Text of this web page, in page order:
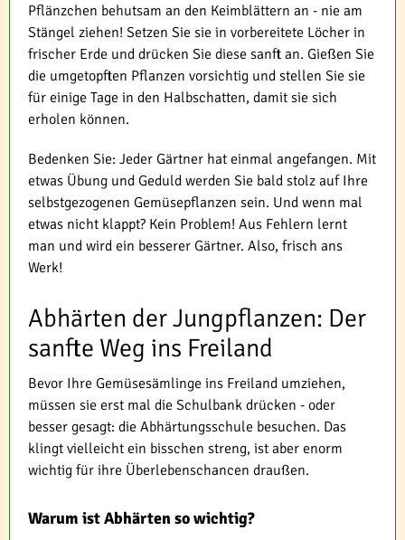
Pflänzchen behutsam an den Keimblättern an - nie am
Stängel ziehen! Setzen Sie sie in vorbereitete Löcher in
frischer Erde und drücken Sie diese sanft an. Gießen Sie
die umgetopften Pflanzen vorsichtig und stellen Sie sie
für einige Tage in den Halbschatten, damit sie sich
erholen können.
Bedenken Sie: Jeder Gärtner hat einmal angefangen. Mit
etwas Übung und Geduld werden Sie bald stolz auf Ihre
selbstgezogenen Gemüsepflanzen sein. Und wenn mal
etwas nicht klappt? Kein Problem! Aus Fehlern lernt
man und wird ein besserer Gärtner. Also, frisch ans
Werk!
Abhärten der Jungpflanzen: Der
sanfte Weg ins Freiland
Bevor Ihre Gemüsesämlinge ins Freiland umziehen,
müssen sie erst mal die Schulbank drücken - oder
besser gesagt: die Abhärtungsschule besuchen. Das
klingt vielleicht ein bisschen streng, ist aber enorm
wichtig für ihre Überlebenschancen draußen.
Warum ist Abhärten so wichtig?